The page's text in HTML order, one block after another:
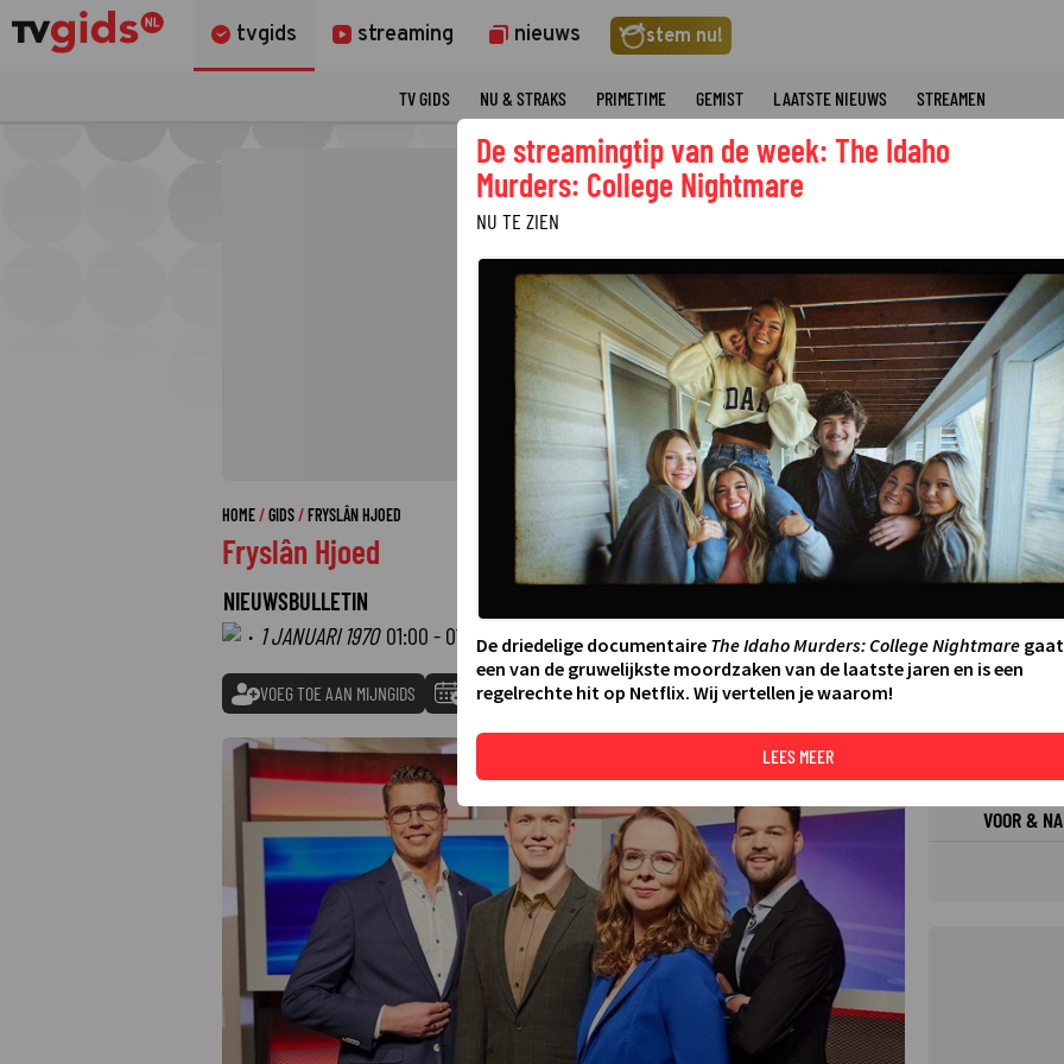
tvgids streaming nieuws stem nu!
TV GIDS NU & STRAKS PRIMETIME GEMIST LAATSTE NIEUWS STREAMEN
HOME GIDS FRYSLÂN HJOED
Fryslân Hjoed
NIEUWSBULLETIN
· 1 JANUARI 1970 01:00 - 01:00
VOEG TOE AAN MIJNGIDS TOEVOEGEN AAN AGENDA DELEN
FILMS
DE
VOOR &
De streamingtip van de week: The Idaho
Murders: College Nightmare
NU TE ZIEN
De driedelige documentaire The Idaho Murders: College Nightmaregaat
een van de gruwelijkste moordzaken van de laatste jaren en is een
regelrechte hit op Netflix. Wij vertellen je waarom!
LEES MEER